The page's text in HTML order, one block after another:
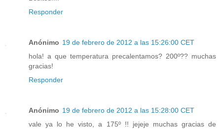
Responder
Anónimo 19 de febrero de 2012 a las 15:26:00 CET
hola! a que temperatura precalentamos? 200º?? muchas
gracias!
Responder
Anónimo 19 de febrero de 2012 a las 15:28:00 CET
vale ya lo he visto, a 175º !! jejeje muchas gracias de